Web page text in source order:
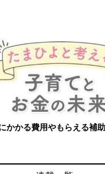
かかる費用やもらえる補